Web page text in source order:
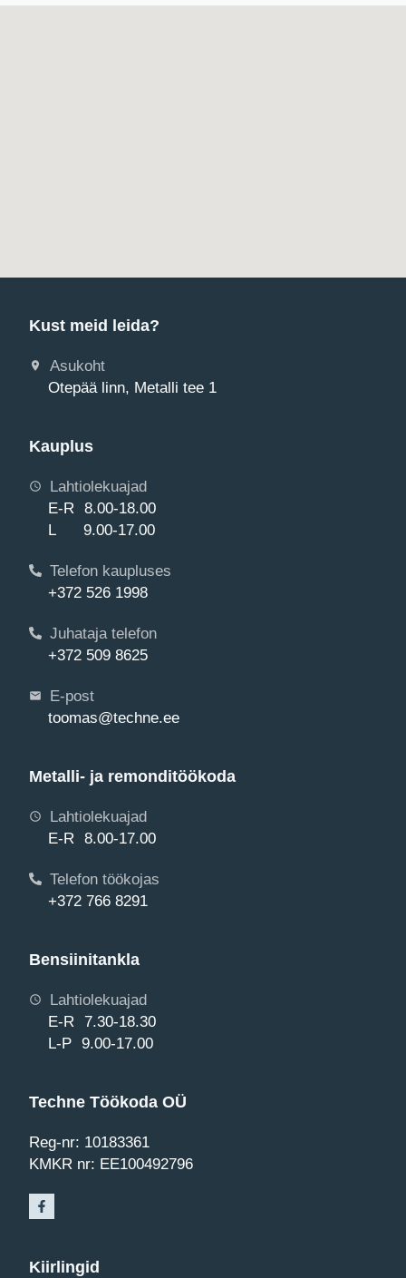
Kust meid leida?
Asukoht
Otepää linn, Metalli tee 1
Kauplus
Lahtiolekuajad
E-R 8.00-18.00
L 9.00-17.00
Telefon kaupluses
+372 526 1998
Juhataja telefon
+372 509 8625
E-post
toomas@techne.ee
Metalli- ja remonditöökoda
Lahtiolekuajad
E-R 8.00-17.00
Telefon töökojas
+372 766 8291
Bensiinitankla
Lahtiolekuajad
E-R 7.30-18.30
L-P 9.00-17.00
Techne Töökoda OÜ
Reg-nr: 10183361
KMKR nr: EE100492796
Kiirlingid